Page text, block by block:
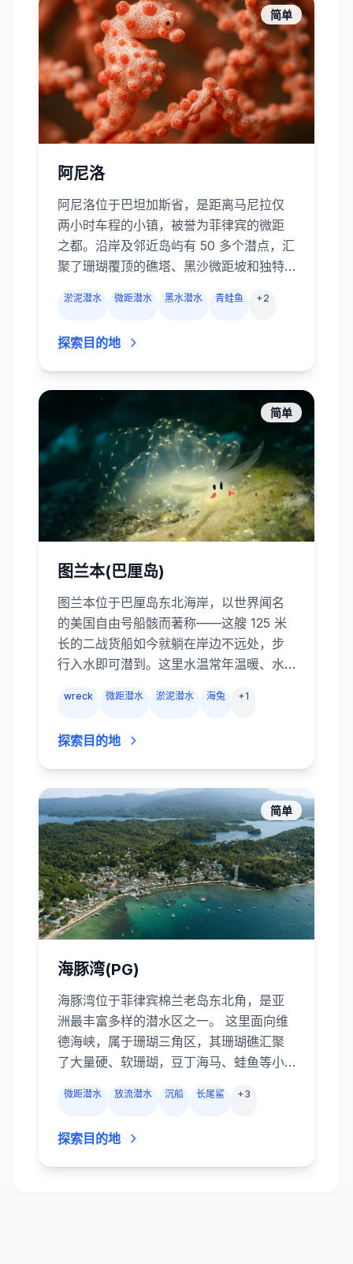
寻宝。
简单
阿尼洛
阿尼洛位于巴坦加斯省，是距离马尼拉仅
两小时车程的小镇，被誉为菲律宾的微距
之都。沿岸及邻近岛屿有 50 多个潜点，汇
聚了珊瑚覆顶的礁塔、黑沙微距坡和独特
在 Secret Bay 与阿尼洛码头的淤泥中寻找
海龙、蛙鱼及数十种海蛞蝓。浅礁如
Twin Rocks 和 Cathedral 被软珊瑚覆
盖，礁鱼成群；较深的 Ligpo Island 则有
长满海扇的峭壁和偶尔的漂流。阿尼洛靠
近马尼拉且全年开放，是菲律宾最方便的
“周末潜水圣地”。
淤泥潜水 微距潜水 黑水潜水 青蛙鱼 +2
探索目的地
简单
图兰本(巴厘岛)
图兰本位于巴厘岛东北海岸，以世界闻名
的美国自由号船骸而著称——这艘 125 米
长的二战货船如今就躺在岸边不远处，步
行入水即可潜到。这里水温常年温暖、水
水，新手老鸟都能轻松享受潜水乐趣。除
园、黑沙微距潜点和壮观的火山岩壁。喜
欢微距的潜水员可以找到海蛞蝓、幽灵海
龙、拟态章鱼和豆丁海马，喜欢“大货”的则
有成群的竹鲷、隆头鹦哥鱼和偶尔出没的
礁鲨。沿着十几公里的海岸线布满多样的
潜点，让你无需乘船远行就能体验世界级
沉船与微距潜水。
wreck 微距潜水 淤泥潜水 海兔 +1
探索目的地
简单
海豚湾(PG)
海豚湾位于菲律宾棉兰老岛东北角，是亚
洲最丰富多样的潜水区之一。 这里面向维
德海峡，属于珊瑚三角区，其珊瑚礁汇聚
了大量硬、软珊瑚，豆丁海马、蛙鱼等小
洋鱼。 萨邦和小拉古纳附近有四十多个潜
到潮流汹涌的峡谷和五彩斑斓的沉船，乘
船几分钟即可抵达。 水流受月相影响，满
微距潜水 放流潜水 沉船 长尾鲨 +3
探索目的地